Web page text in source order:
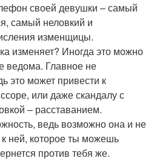
своей девушки – самый
самый неловкий и
изменщицы.
изменяет? Иногда это можно
ведома. Главное не
это может привести к
или даже скандалу с
– расставанием.
ведь возможно она и не
ней, которое ты можешь
против тебя же.